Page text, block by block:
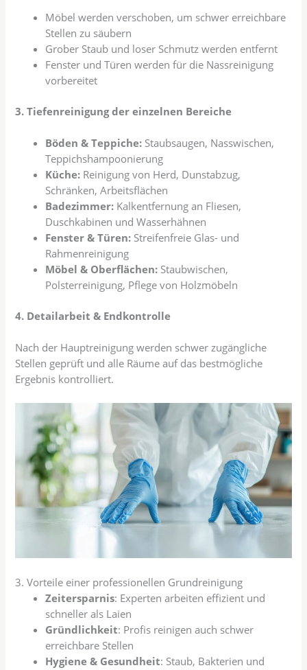
Möbel werden verschoben, um schwer erreichbare
Stellen zu säubern
Grober Staub und loser Schmutz werden entfernt
Fenster und Türen werden für die Nassreinigung
vorbereitet
3. Tiefenreinigung der einzelnen Bereiche
Böden & Teppiche: Staubsaugen, Nasswischen,
Teppichshampoonierung
Küche: Reinigung von Herd, Dunstabzug,
Schränken, Arbeitsflächen
Badezimmer: Kalkentfernung an Fliesen,
Duschkabinen und Wasserhähnen
Fenster & Türen: Streifenfreie Glas- und
Rahmenreinigung
Möbel & Oberflächen: Staubwischen,
Polsterreinigung, Pflege von Holzmöbeln
4. Detailarbeit & Endkontrolle
Nach der Hauptreinigung werden schwer zugängliche
Stellen geprüft und alle Räume auf das bestmögliche
Ergebnis kontrolliert.
3. Vorteile einer professionellen Grundreinigung
Zeitersparnis: Experten arbeiten effizient und
schneller als Laien
Gründlichkeit: Profis reinigen auch schwer
erreichbare Stellen
Hygiene & Gesundheit: Staub, Bakterien und